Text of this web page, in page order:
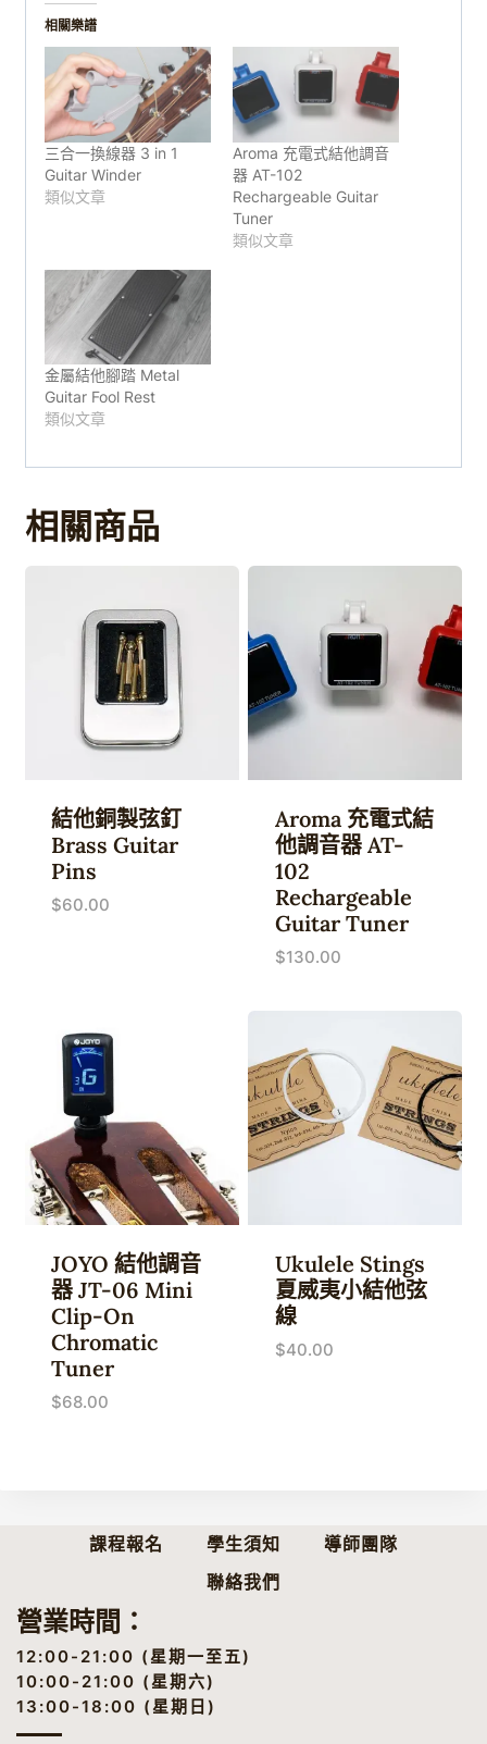
相關樂譜
三合一換線器 3 in 1
Guitar Winder
類似文章
Aroma 充電式結他調音
器 AT-102
Rechargeable Guitar
Tuner
類似文章
金屬結他腳踏 Metal
Guitar Fool Rest
類似文章
相關商品
結他銅製弦釘
Brass Guitar
Pins
$60.00
Aroma 充電式結
他調音器 AT-
102
Rechargeable
Guitar Tuner
$130.00
JOYO 結他調音
器 JT-06 Mini
Clip-On
Chromatic
Tuner
$68.00
Ukulele Stings
夏威夷小結他弦
線
$40.00
課程報名 學生須知
導師團隊
聯絡我們
營業時間：
12:00-21:00 (星期一至五)
10:00-21:00 (星期六)
13:00-18:00 (星期日)